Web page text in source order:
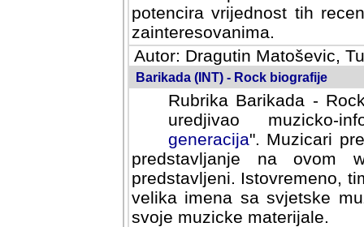
potencira vrijednost tih
zainteresovanima.
Autor: Dragutin Matoševic,
Barikada (INT) - Rock biografije
Rubrika Barikada -
uredjivao muzicko-
Muzicari predstavljeni u
na ovom web portalu
Istovremeno, tim nacinom
sa svjetske muzicke scene
materijale.